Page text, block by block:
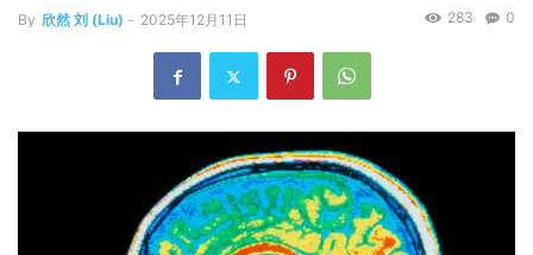
By 欣然 刘 (Liu) - 2025年12月11日 0
283